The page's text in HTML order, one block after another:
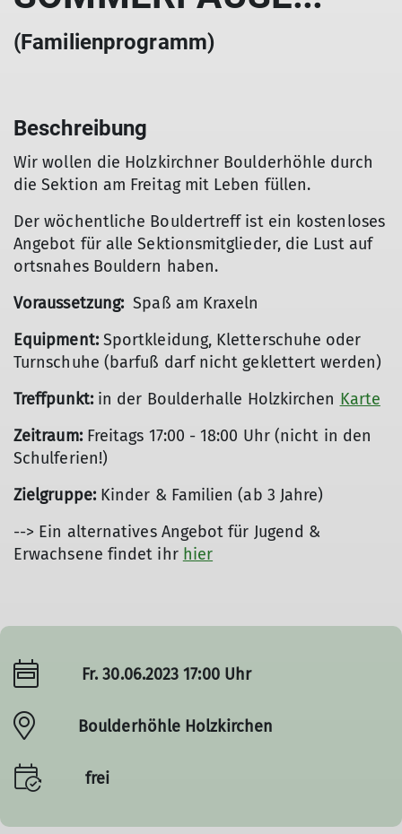
(Familienprogramm)
Beschreibung
Wir wollen die Holzkirchner Boulderhöhle durch
die Sektion am Freitag mit Leben füllen.
Der wöchentliche Bouldertreff ist ein kostenloses
Angebot für alle Sektionsmitglieder, die Lust auf
ortsnahes Bouldern haben.
Voraussetzung: Spaß am Kraxeln
Equipment:Sportkleidung, Kletterschuhe oder
Turnschuhe (barfuß darf nicht geklettert werden)
Treffpunkt:in der Boulderhalle Holzkirchen Karte
Zeitraum:Freitags 17:00 - 18:00 Uhr (nicht in den
Schulferien!)
Zielgruppe:Kinder & Familien (ab 3 Jahre)
--> Ein alternatives Angebot für Jugend &
Erwachsene findet ihr hier
Fr. 30.06.2023 17:00 Uhr
Boulderhöhle Holzkirchen
frei